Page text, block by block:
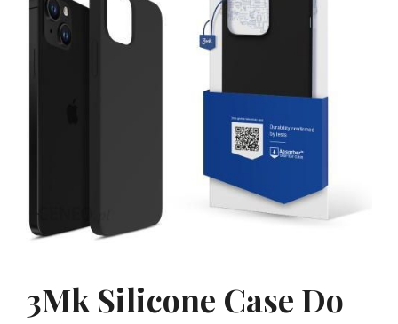
3Mk Silicone Case Do